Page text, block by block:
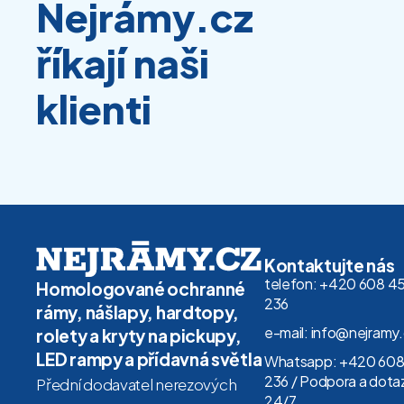
Nejrámy.cz
říkají naši
klienti
Homologované ochranné
rámy, nášlapy, hardtopy,
rolety a kryty na pickupy,
LED rampy a přídavná světla
Přední dodavatel nerezových
Kontaktujte nás
telefon: +420 608
236
e-mail:
Whatsapp: +420
236 / Podpora a